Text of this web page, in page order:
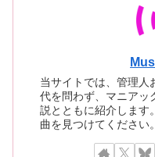
当サイトでは、管理人
代を問わず、マニアッ
説とともに紹介します
曲を見つけてください。